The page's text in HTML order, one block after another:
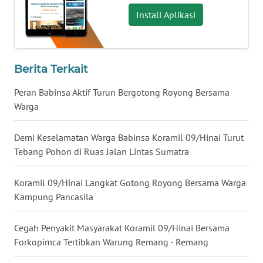
Install Aplikasi
Berita Terkait
Peran Babinsa Aktif Turun Bergotong Royong Bersama
Warga
Demi Keselamatan Warga Babinsa Koramil 09/Hinai Turut
Tebang Pohon di Ruas Jalan Lintas Sumatra
Koramil 09/Hinai Langkat Gotong Royong Bersama Warga
Kampung Pancasila
Cegah Penyakit Masyarakat Koramil 09/Hinai Bersama
Forkopimca Tertibkan Warung Remang - Remang
WN
NUSANTARA
WN
WN
WN
BALI
WN
KALBAR
WN
KALTENG